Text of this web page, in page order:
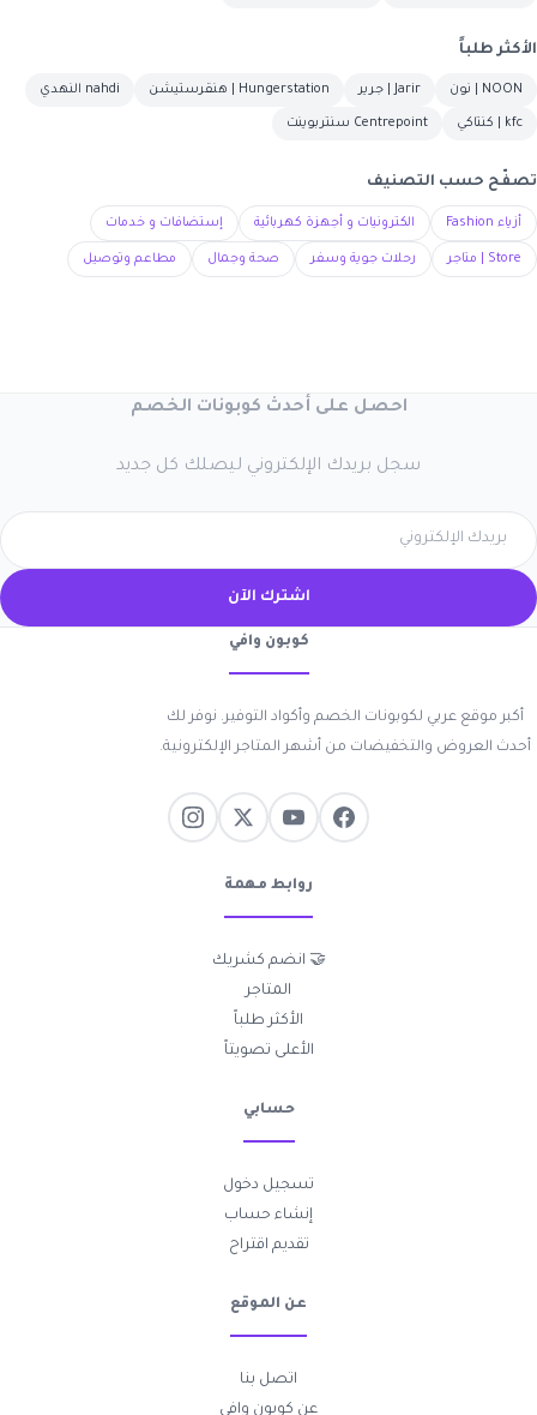
الأكثر طلباً
NOON | نون Jarir | جرير Hungerstation | هنقرستيشن nahdi النهدي
kfc | كنتاكي Centrepoint سنتربوينت
تصفّح حسب التصنيف
أزياء Fashion الكترونيات و أجهزة كهربائية إستضافات و خدمات
Store | متاجر رحلات جوية وسفر صحة وجمال مطاعم وتوصيل
احصل على أحدث كوبونات الخصم
سجل بريدك الإلكتروني ليصلك كل جديد
اشترك الآن
كوبون وافي
أكبر موقع عربي لكوبونات الخصم وأكواد التوفير. نوفر لك
أحدث العروض والتخفيضات من أشهر المتاجر الإلكترونية.
روابط مهمة
🤝 انضم كشريك
المتاجر
الأكثر طلباً
الأعلى تصويتاً
حسابي
تسجيل دخول
إنشاء حساب
تقديم اقتراح
عن الموقع
اتصل بنا
عن كوبون وافي